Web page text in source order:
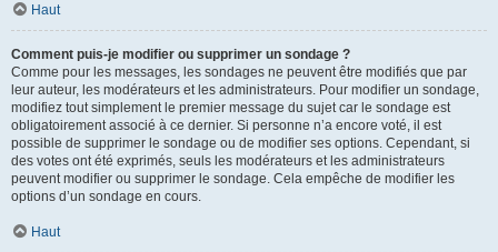
Haut
Comment puis-je modifier ou supprimer un sondage ?
Comme pour les messages, les sondages ne peuvent être modifiés que par
leur auteur, les modérateurs et les administrateurs. Pour modifier un sondage,
modifiez tout simplement le premier message du sujet car le sondage est
obligatoirement associé à ce dernier. Si personne n’a encore voté, il est
possible de supprimer le sondage ou de modifier ses options. Cependant, si
des votes ont été exprimés, seuls les modérateurs et les administrateurs
peuvent modifier ou supprimer le sondage. Cela empêche de modifier les
options d’un sondage en cours.
Haut